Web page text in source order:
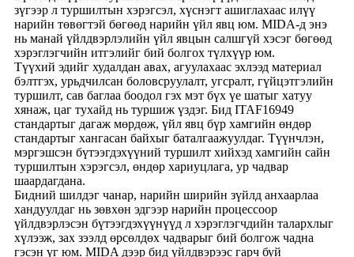
зүгээр л туршилтын хэрэгсэл, хүснэгт ашиглахаас илүү
нарийн төвөгтэй бөгөөд нарийн үйл явц юм. MIDA-д энэ
нь манай үйлдвэрлэлийн үйл явцын салшгүй хэсэг бөгөөд
хэрэглэгчийн итгэлийг бий болгох түлхүүр юм.
Түүхий эдийг худалдан авах, агуулахаас эхлээд материал
бэлтгэх, урьдчилсан боловсруулалт, угсралт, гүйцэтгэлийн
туршилт, сав баглаа боодол гэх мэт бүх үе шатыг хатуу
хянаж, цаг тухайд нь туршиж үздэг. Бид ITAF16949
стандартыг дагаж мөрдөж, үйл явц бүр хамгийн өндөр
стандартыг хангасан байхыг баталгаажуулдаг. Түүнчлэн,
мэргэшсэн бүтээгдэхүүний туршилт хийхэд хамгийн сайн
туршилтын хэрэгсэл, өндөр хариуцлага, ур чадвар
шаардагдана.
Бидний шилдэг чанар, нарийн ширийн зүйлд анхаарлаа
хандуулдаг нь зөвхөн эдгээр нарийн процессоор
үйлдвэрлэсэн бүтээгдэхүүнүүд л хэрэглэгчдийн талархлыг
хүлээж, зах зээлд өрсөлдөх чадварыг бий болгож чадна
гэсэн үг юм. MIDA дээр бид үйлдвэрээс гарч буй